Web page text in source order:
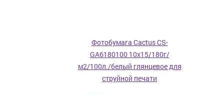
Фотобумага Cactus CS-
GA6180100 10x15/180г/
м2/100л./белый глянцевое для
струйной печати